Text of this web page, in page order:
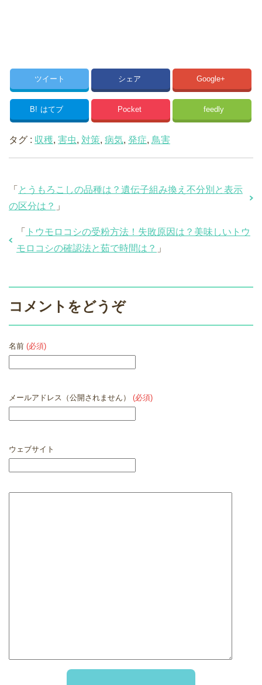
ツイート シェア Google+
B! はてブ Pocket feedly
タグ : 収穫, 害虫, 対策, 病気, 発症, 鳥害
「 とうもろこしの品種は？遺伝子組み換え不分別と表示
の区分は？ 」
「
トウモロコシの受粉方法！失敗原因は？美味しいトウ
モロコシの確認法と茹で時間は？ 」
コメントをどうぞ
名前 (必須)
メールアドレス（公開されません） (必須)
ウェブサイト